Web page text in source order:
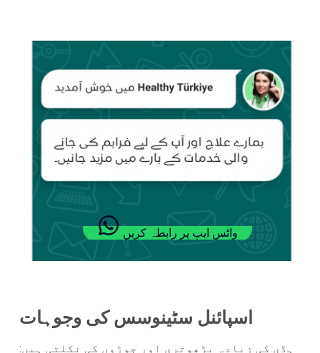
واٹس ایپ پر رابطہ کریں
اسپائنل سٹینوسس کی وجوہات
ہڈی کی زیادہ بڑھوتری اور جوڑوں کی نکلتی ہیں: